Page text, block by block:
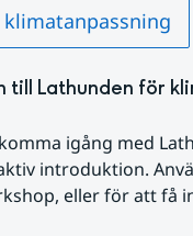
till Lathunden för
igång med
introduktion.
eller för att få